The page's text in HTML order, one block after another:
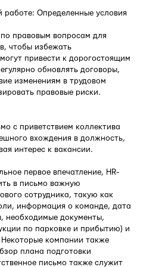
работе: Определенные условия
правовым вопросам для
чтобы избежать
привести к дорогостоящим
обновлять договоры,
изменениям в трудовом
правовые риски.
с приветствием коллектива
вхождения в должность,
интерес к вакансии.
первое впечатление, HR-
в письмо важную
сотрудника, такую как
информация о команде, дата
необходимые документы,
по парковке и прибытию) и
компании также
плана подготовки
письмо также служит